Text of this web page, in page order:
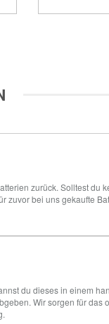
zurück. Solltest du
zuvor bei uns gekaufte
du dieses in einem
Wir sorgen für das